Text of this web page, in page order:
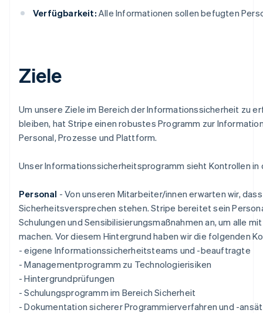
Verfügbarkeit: Alle Informationen sollen befugten
Ziele
Um unsere Ziele im Bereich der Informationssicherheit zu
bleiben, hat Stripe einen robustes Programm zur
Personal, Prozesse und Plattform.
Unser Informationssicherheitsprogramm sieht Kontrollen in
Personal - Von unseren Mitarbeiter/innen erwarten wir,
Sicherheitsversprechen stehen. Stripe bereitet sein
Schulungen und Sensibilisierungsmaßnahmen an, um alle
machen. Vor diesem Hintergrund haben wir die folgenden
- eigene Informationssicherheitsteams und -beauftragte
- Managementprogramm zu Technologierisiken
- Hintergrundprüfungen
- Schulungsprogramm im Bereich Sicherheit
- Dokumentation sicherer Programmierverfahren und -
简体中文English
Gibraltar
English
Indien
English
English
Japan
日本語English
Kanada
EnglishFrançais
Kroatien
English
Lettland
English
Liechtenstein
DeutschEnglish